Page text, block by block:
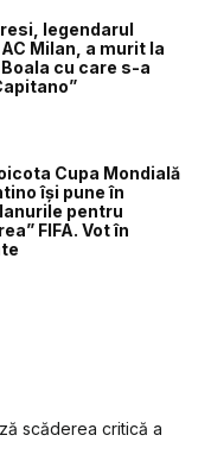
legendarul
Milan, a murit la
cu care s-a
Cupa Mondială
își pune în
pentru
FIFA. Vot în
scăderea critică a